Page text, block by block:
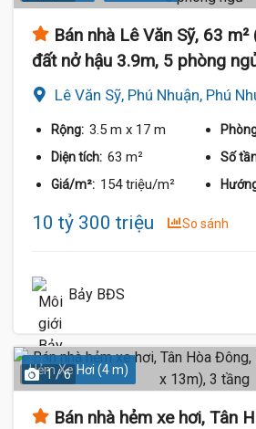
Bán nhà Lê Văn Sỹ, 63
đất nở hậu 3.9m, 5 phòng
Lê Văn Sỹ, Phú Nhuận, Phú
Rộng: 3.5 m x 17 m
Diện tích: 63 m² Số
Giá/m²: 154 triệu/m²
10 tỷ 300 triệu So sánh
Bảy BĐS
Hẻm Xe Hơi (4 m)
1 / 6
Bán nhà hẻm xe hơi, Tân